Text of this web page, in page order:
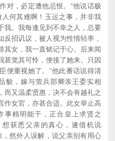
对，必定遭他忌恨。”他说话极
何其难啊！玉运之事，并非我
我。我每逢见到不幸之人，总要
招讥议，被人视为性情轻率，
其女，我一直铭记于心。后来闻
甚觉其可怜，便接了她来。只因
便重视她了。”他此番话说得清
貌，嫁与萤兵部卿亲王委实相
而又温柔贤惠，决不会有越礼之
作女官，亦甚合适。此女举止高
事精明能干，正合皇上求贤之
获悉父亲的真心，遂借机说
然外人误解，说父亲别有用心